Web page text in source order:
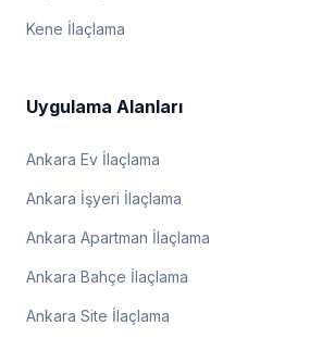
Kene İlaçlama
Uygulama Alanları
Ankara Ev İlaçlama
Ankara İşyeri İlaçlama
Ankara Apartman İlaçlama
Ankara Bahçe İlaçlama
Ankara Site İlaçlama